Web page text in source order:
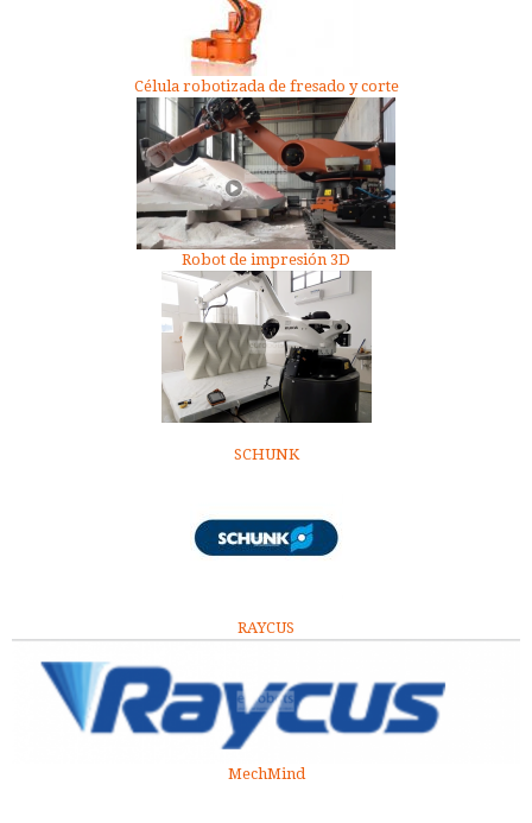
Célula robotizada de fresado y corte
Robot de impresión 3D
SCHUNK
RAYCUS
MechMind